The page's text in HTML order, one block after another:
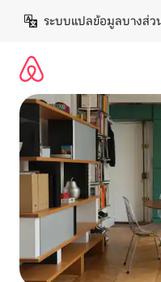
เนื้อหา
ระบบแปลข้อมูลบางส่ว